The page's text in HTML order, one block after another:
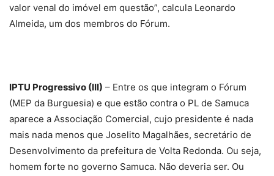
valor venal do imóvel em questão”, calcula Leonardo
Almeida, um dos membros do Fórum.
IPTU Progressivo (III) – Entre os que integram o Fórum
(MEP da Burguesia) e que estão contra o PL de Samuca
aparece a Associação Comercial, cujo presidente é nada
mais nada menos que Joselito Magalhães, secretário de
Desenvolvimento da prefeitura de Volta Redonda. Ou seja,
homem forte no governo Samuca. Não deveria ser. Ou